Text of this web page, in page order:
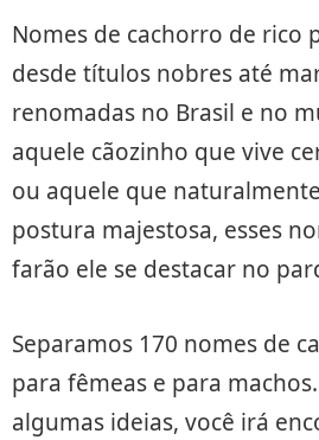
Nomes de cachorro de rico
desde títulos nobres até
renomadas no Brasil e no
aquele cãozinho que vive
ou aquele que
postura majestosa, esses
farão ele se destacar no
Separamos 170 nomes de
para fêmeas e para
algumas ideias, você irá